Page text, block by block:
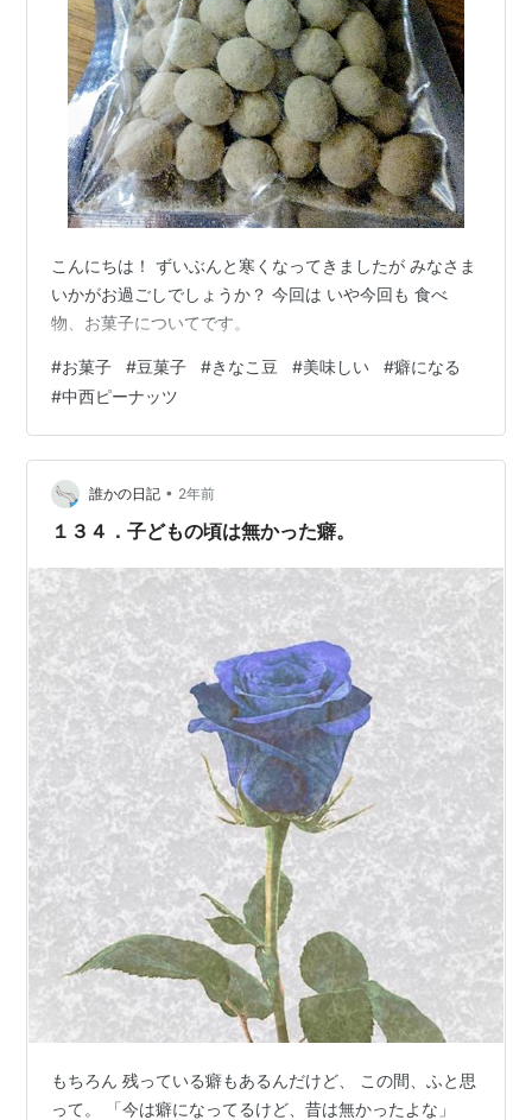
こんにちは！ ずいぶんと寒くなってきましたが みなさま
いかがお過ごしでしょうか？ 今回は いや今回も 食べ
物、お菓子についてです。
#お菓子 #豆菓子 #きなこ豆 #美味しい #癖になる
#中西ピーナッツ
誰かの日記 • 2年前
１３４．子どもの頃は無かった癖。
もちろん 残っている癖もあるんだけど、 この間、ふと思
って。 「今は癖になってるけど、昔は無かったよな」